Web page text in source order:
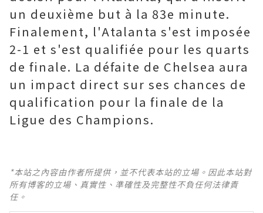
un deuxième but à la 83e minute.
Finalement, l'Atalanta s'est imposée
2-1 et s'est qualifiée pour les quarts
de finale. La défaite de Chelsea aura
un impact direct sur ses chances de
qualification pour la finale de la
Ligue des Champions.
*本站之內容由作者所提供，並不代表本站的立場。因此本站對
所有博客的立場、真實性、準確性及完整性不負任何法律責
任。